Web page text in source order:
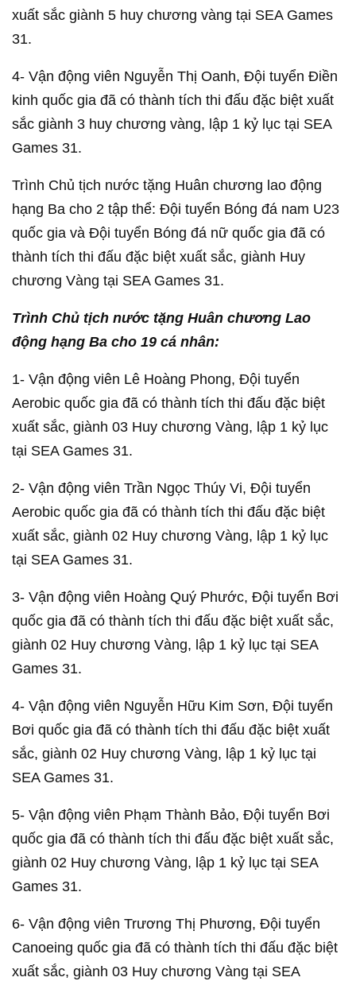
xuất sắc giành 5 huy chương vàng tại SEA Games
31.
4- Vận động viên Nguyễn Thị Oanh, Đội tuyển Điền
kinh quốc gia đã có thành tích thi đấu đặc biệt xuất
sắc giành 3 huy chương vàng, lập 1 kỷ lục tại SEA
Games 31.
Trình Chủ tịch nước tặng Huân chương lao động
hạng Ba cho 2 tập thể: Đội tuyển Bóng đá nam U23
quốc gia và Đội tuyển Bóng đá nữ quốc gia đã có
thành tích thi đấu đặc biệt xuất sắc, giành Huy
chương Vàng tại SEA Games 31.
Trình Chủ tịch nước tặng Huân chương Lao
động hạng Ba cho 19 cá nhân:
1- Vận động viên Lê Hoàng Phong, Đội tuyển
Aerobic quốc gia đã có thành tích thi đấu đặc biệt
xuất sắc, giành 03 Huy chương Vàng, lập 1 kỷ lục
tại SEA Games 31.
2- Vận động viên Trần Ngọc Thúy Vi, Đội tuyển
Aerobic quốc gia đã có thành tích thi đấu đặc biệt
xuất sắc, giành 02 Huy chương Vàng, lập 1 kỷ lục
tại SEA Games 31.
3- Vận động viên Hoàng Quý Phước, Đội tuyển Bơi
quốc gia đã có thành tích thi đấu đặc biệt xuất sắc,
giành 02 Huy chương Vàng, lập 1 kỷ lục tại SEA
Games 31.
4- Vận động viên Nguyễn Hữu Kim Sơn, Đội tuyển
Bơi quốc gia đã có thành tích thi đấu đặc biệt xuất
sắc, giành 02 Huy chương Vàng, lập 1 kỷ lục tại
SEA Games 31.
5- Vận động viên Phạm Thành Bảo, Đội tuyển Bơi
quốc gia đã có thành tích thi đấu đặc biệt xuất sắc,
giành 02 Huy chương Vàng, lập 1 kỷ lục tại SEA
Games 31.
6- Vận động viên Trương Thị Phương, Đội tuyển
Canoeing quốc gia đã có thành tích thi đấu đặc biệt
xuất sắc, giành 03 Huy chương Vàng tại SEA